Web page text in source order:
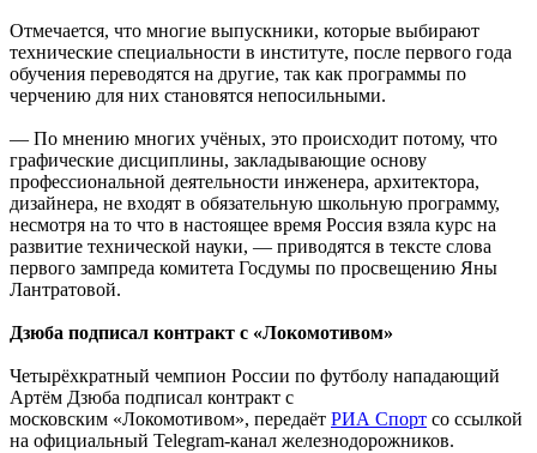
Отмечается, что многие выпускники, которые выбирают
технические специальности в институте, после первого года
обучения переводятся на другие, так как программы по
черчению для них становятся непосильными.
— По мнению многих учёных, это происходит потому, что
графические дисциплины, закладывающие основу
профессиональной деятельности инженера, архитектора,
дизайнера, не входят в обязательную школьную программу,
несмотря на то что в настоящее время Россия взяла курс на
развитие технической науки, — приводятся в тексте слова
первого зампреда комитета Госдумы по просвещению Яны
Лантратовой.
Дзюба подписал контракт с «Локомотивом»
Четырёхкратный чемпион России по футболу нападающий
Артём Дзюба подписал контракт с
московским «Локомотивом», передаёт РИА Спорт со ссылкой
на официальный Telegram-канал железнодорожников.